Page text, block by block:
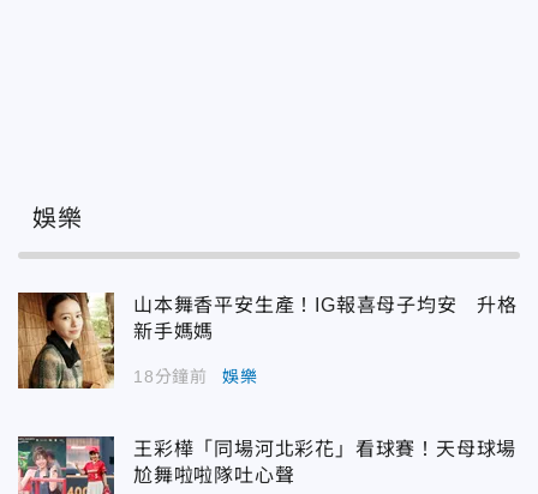
娛樂
山本舞香平安生產！IG報喜母子均安 升格
新手媽媽
18分鐘前 娛樂
王彩樺「同場河北彩花」看球賽！天母球場
尬舞啦啦隊吐心聲